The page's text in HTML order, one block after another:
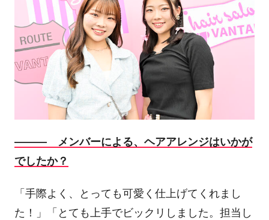
――― メンバーによる、ヘアアレンジはいかが
でしたか？
「手際よく、とっても可愛く仕上げてくれまし
た！」「とても上手でビックリしました。担当し